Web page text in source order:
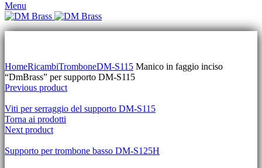
Menu
HomeRicambiTromboneDM-S115 Manico in faggio inciso
“DmBrass” per supporto DM-S115
Previous product
Viti per serraggio del supporto DM-S115
Torna ai prodotti
Next product
Supporto per trombone basso DM-S125H